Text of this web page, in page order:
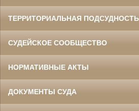
ТЕРРИТОРИАЛЬНАЯ ПОДСУДНОСТЬ
СУДЕЙСКОЕ СООБЩЕСТВО
НОРМАТИВНЫЕ АКТЫ
ДОКУМЕНТЫ СУДА